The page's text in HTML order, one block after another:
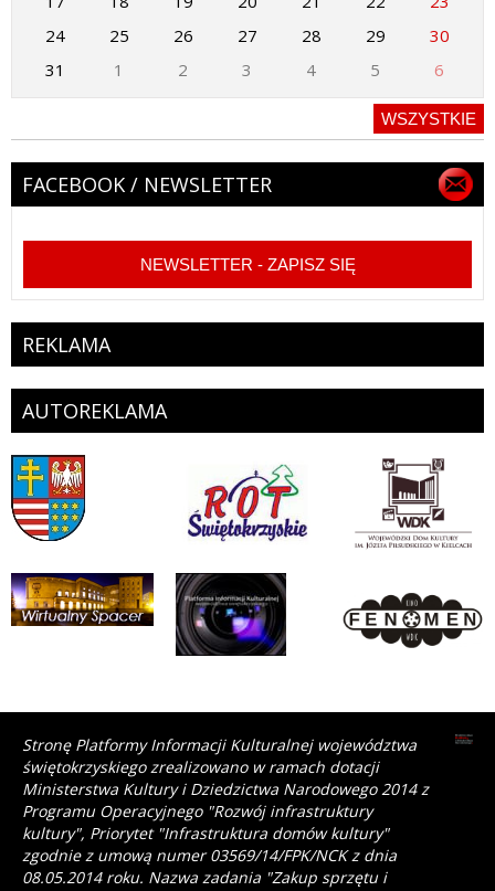
24
25 26 27 28 29
30
31
1 2 3 4 5 6
WSZYSTKIE
FACEBOOK / NEWSLETTER
NEWSLETTER - ZAPISZ SIĘ
REKLAMA
AUTOREKLAMA
Stronę Platformy Informacji Kulturalnej województwa
świętokrzyskiego zrealizowano w ramach dotacji
Ministerstwa Kultury i Dziedzictwa Narodowego 2014 z
Programu Operacyjnego "Rozwój infrastruktury
kultury", Priorytet "Infrastruktura domów kultury"
zgodnie z umową numer 03569/14/FPK/NCK z dnia
08.05.2014 roku. Nazwa zadania "Zakup sprzętu i